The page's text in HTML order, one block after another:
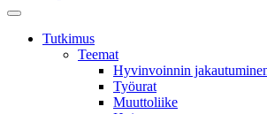
Main
Tutkimus
Teemat
Hyvinvoin­nin
Työurat
Muutto­liike